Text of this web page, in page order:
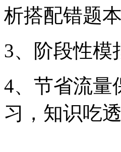
析搭配错题
3、阶段性模
4、节省流量
习，知识吃透